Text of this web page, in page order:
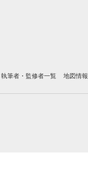
執筆者・監修者一覧 地図情報